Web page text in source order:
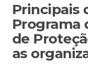
Principais
Programa
de
as